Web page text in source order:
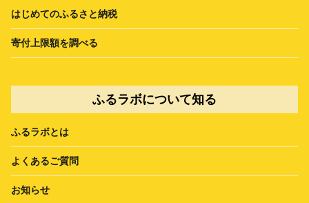
はじめてのふるさと納税
寄付上限額を調べる
ふるラボについて知る
ふるラボとは
よくあるご質問
お知らせ